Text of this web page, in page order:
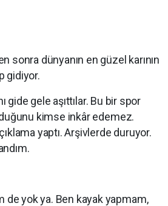
dünyanın en güzel karının
gidiyor.
gide gele aşıttılar. Bu bir spor
kimse inkâr edemez.
yaptı. Arşivlerde duruyor.
de yok ya. Ben kayak yapmam,